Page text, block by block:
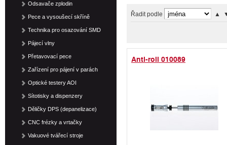
Řadit podle ▲
Anti-roll 010089
Odsavače zplodin
Pece a vysoušecí skříně
Technika pro osazování SMD
Pájecí vlny
Přetavovací pece
Zařízení pro pájení v parách
Optické testery AOI
Sítotisky a dispenzery
Děličky DPS (depanelizace)
CNC frézky a vrtačky
Vakuové tvářecí stroje